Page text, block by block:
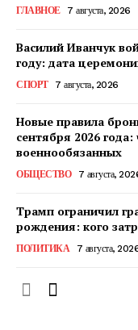
О нас
ГЛАВНОЕ 7 августа, 2026
Василий Иванчук
году: дата
СПОРТ 7 августа, 2026
Новые правила
сентября 2026
военнообязанных
ОБЩЕСТВО 7 августа,
Трамп ограничил
рождения: кого
ПОЛИТИКА 7 августа,